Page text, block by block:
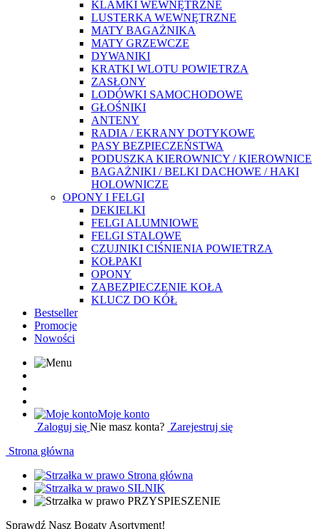
KLAMKI WEWNĘTRZNE
LUSTERKA WEWNĘTRZNE
MATY BAGAŻNIKA
MATY GRZEWCZE
DYWANIKI
KRATKI WLOTU POWIETRZA
ZASŁONY
LODÓWKI SAMOCHODOWE
GŁOŚNIKI
ANTENY
RADIA / EKRANY DOTYKOWE
PASY BEZPIECZEŃSTWA
PODUSZKA KIEROWNICY / KIEROWNICE
BAGAŻNIKI / BELKI DACHOWE / HAKI
HOLOWNICZE
OPONY I FELGI
DEKIELKI
FELGI ALUMNIOWE
FELGI STALOWE
CZUJNIKI CIŚNIENIA POWIETRZA
KOŁPAKI
OPONY
ZABEZPIECZENIE KOŁA
KLUCZ DO KÓŁ
Bestseller
Promocje
Nowości
Moje konto
Zaloguj się Nie masz konta? Zarejestruj się
Strona główna
Strona główna
SILNIK
PRZYSPIESZENIE
Sprawdź Nasz Bogaty Asortyment!